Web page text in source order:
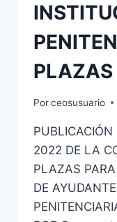
PLAZAS
Porceosusuario
2022 DE LA
PLAZAS
DE